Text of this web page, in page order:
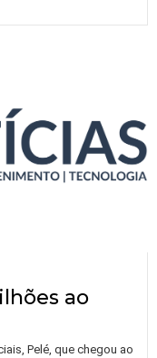
ao
Pelé, que chegou ao